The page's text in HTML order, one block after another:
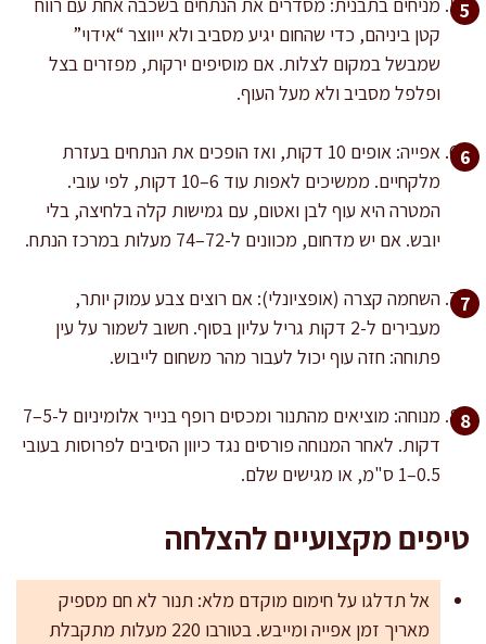
קטן ביניהם, כדי שהחום יגיע מסביב ולא ייווצר “אידוי”
שמבשל במקום לצלות. אם מוסיפים ירקות, מפזרים בצל
ופלפל מסביב ולא מעל העוף.
אפייה: אופים 10 דקות, ואז הופכים את הנתחים בעזרת
מלקחיים. ממשיכים לאפות עוד 6–10 דקות, לפי עובי.
המטרה היא עוף לבן ואטום, עם גמישות קלה בלחיצה, בלי
יובש. אם יש מדחום, מכוונים ל-72–74 מעלות במרכז הנתח.
השחמה קצרה (אופציונלי): אם רוצים צבע עמוק יותר,
מעבירים ל-2 דקות גריל עליון בסוף. חשוב לשמור על עין
פתוחה: חזה עוף יכול לעבור מהר משחום לייבוש.
מנוחה: מוציאים מהתנור ומכסים רופף בנייר אלומיניום ל-5–7
דקות. לאחר המנוחה פורסים נגד כיוון הסיבים לפרוסות בעובי
0.5–1 ס"מ, או מגישים שלם.
טיפים מקצועיים להצלחה
אל תדלגו על חימום מוקדם מלא: תנור לא חם מספיק
מאריך זמן אפייה ומייבש. בטורבו 220 מעלות מתקבלת